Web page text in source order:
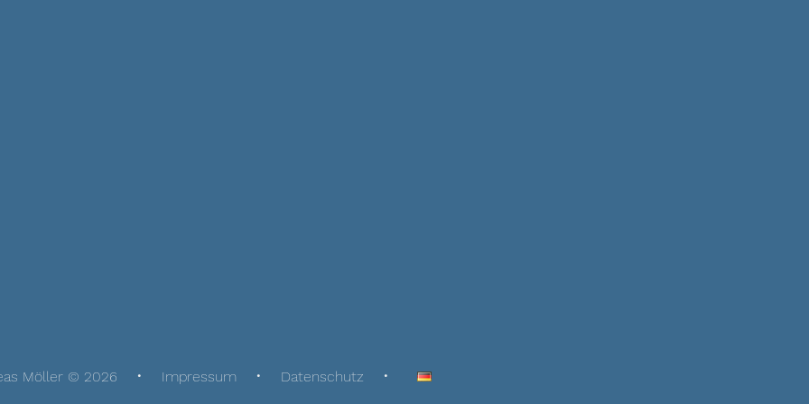
Möller © 2026 Impressum Datenschutz